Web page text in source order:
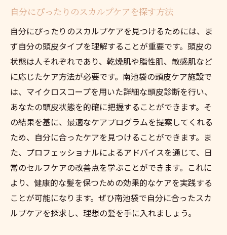
自分にぴったりのスカルプケアを探す方法
自分にぴったりのスカルプケアを見つけるためには、ま
ず自分の頭皮タイプを理解することが重要です。頭皮の
状態は人それぞれであり、乾燥肌や脂性肌、敏感肌など
に応じたケア方法が必要です。南池袋の頭皮ケア施設で
は、マイクロスコープを用いた詳細な頭皮診断を行い、
あなたの頭皮状態を的確に把握することができます。そ
の結果を基に、最適なケアプログラムを提案してくれる
ため、自分に合ったケアを見つけることができます。ま
た、プロフェッショナルによるアドバイスを通じて、日
常のセルフケアの改善点を学ぶことができます。これに
より、健康的な髪を保つための効果的なケアを実践する
ことが可能になります。ぜひ南池袋で自分に合ったスカ
ルプケアを探求し、理想の髪を手に入れましょう。